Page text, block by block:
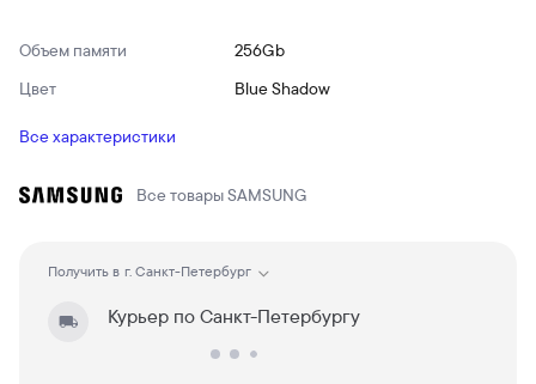
Объем памяти
256Gb
Цвет
Blue Shadow
Все характеристики
Все товарыSAMSUNG
Получить в г. Санкт-Петербург
Курьер по Санкт-Петербургу